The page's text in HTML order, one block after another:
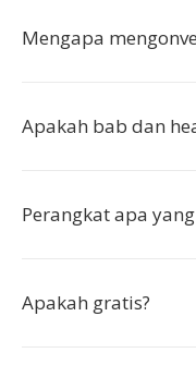
Mengapa
Apakah bab dan
Perangkat apa
Apakah gratis?